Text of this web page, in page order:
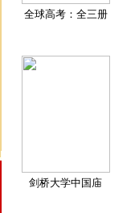
全球高考：全三册
剑桥大学中国庙